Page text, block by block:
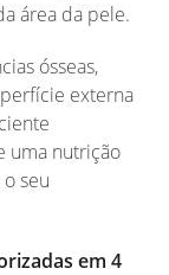
área da pele.
ósseas,
externa
uma nutrição
seu
em 4